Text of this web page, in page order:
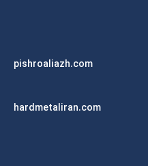
pishroaliazh.com
hardmetaliran.com